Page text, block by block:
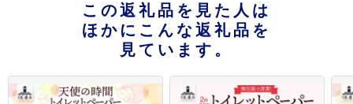
この返礼品を見た人は
ほかにこんな返礼品を
見ています。